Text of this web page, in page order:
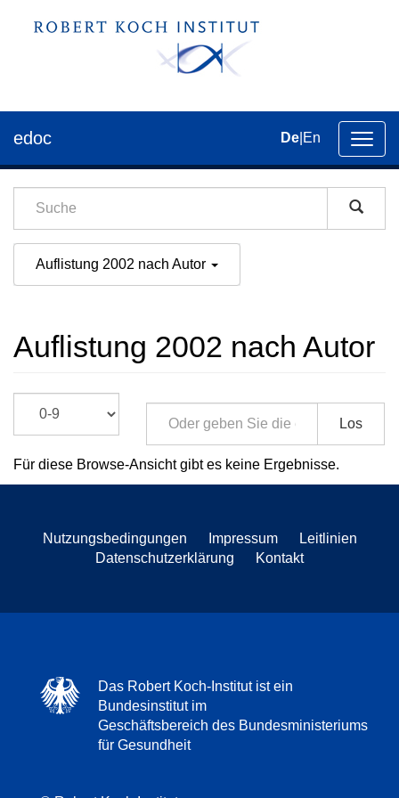
der
edoc De En
Auflistung 2002 nach Autor
Auflistung 2002 nach Autor
Los
Für diese Browse-Ansicht gibt es keine Ergebnisse.
Nutzungsbedingungen Impressum
Leitlinien
Datenschutzerklärung
Kontakt
Das Robert Koch-Institut ist ein
Bundesinstitut im
Geschäftsbereich des Bundesministeriums
für Gesundheit